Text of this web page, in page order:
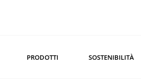
PRODOTTI SOSTENIBILITÀ